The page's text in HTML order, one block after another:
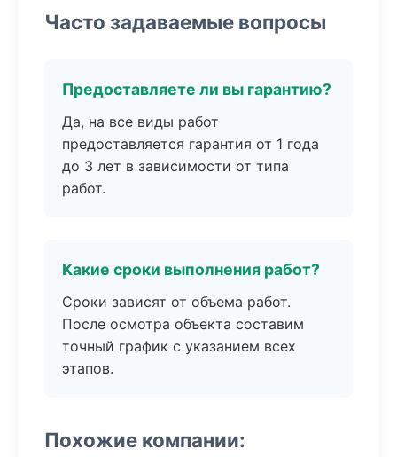
Часто задаваемые вопросы
Предоставляете ли вы гарантию?
Да, на все виды работ
предоставляется гарантия от 1 года
до 3 лет в зависимости от типа
работ.
Какие сроки выполнения работ?
Сроки зависят от объема работ.
После осмотра объекта составим
точный график с указанием всех
этапов.
Похожие компании: